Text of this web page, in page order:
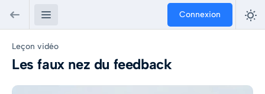
Connexion
Leçon vidéo
Les faux nez du feedback